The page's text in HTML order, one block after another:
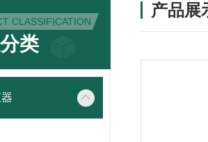
CLASSIFICATION
类
产品展